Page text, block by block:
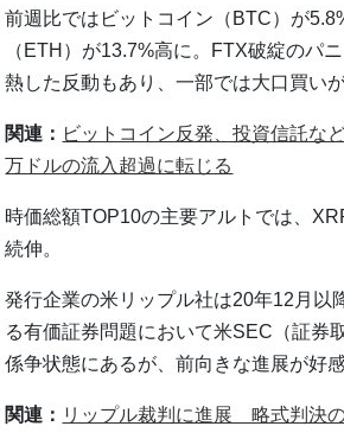
前週比ではビットコイン（BTC）が
（ETH）が13.7%高に。FTX破綻のパ
熱した反動もあり、一部では大口買い
関連： ビットコイン反発、投資信託な
万ドルの流入超過に転じる
時価総額TOP10の主要アルトでは、
続伸。
発行企業の米リップル社は20年12月以
る有価証券問題において米SEC（証券
係争状態にあるが、前向きな進展が好感
関連： リップル裁判に進展 略式判決